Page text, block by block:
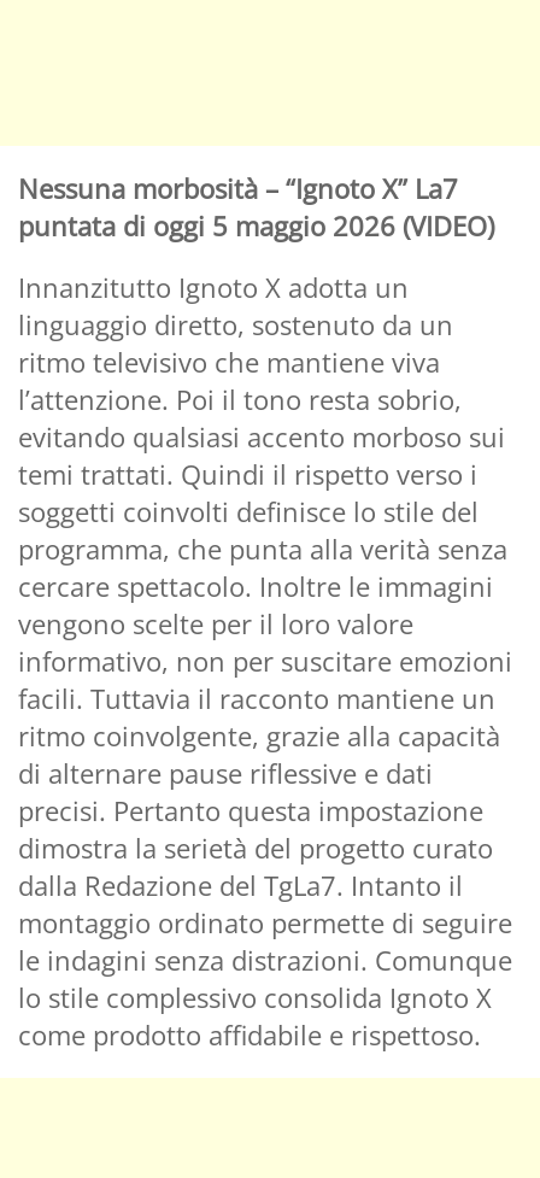
Nessuna morbosità – “Ignoto X” La7
puntata di oggi 5 maggio 2026 (VIDEO)
Innanzitutto Ignoto X adotta un
linguaggio diretto, sostenuto da un
ritmo televisivo che mantiene viva
l’attenzione. Poi il tono resta sobrio,
evitando qualsiasi accento morboso sui
temi trattati. Quindi il rispetto verso i
soggetti coinvolti definisce lo stile del
programma, che punta alla verità senza
cercare spettacolo. Inoltre le immagini
vengono scelte per il loro valore
informativo, non per suscitare emozioni
facili. Tuttavia il racconto mantiene un
ritmo coinvolgente, grazie alla capacità
di alternare pause riflessive e dati
precisi. Pertanto questa impostazione
dimostra la serietà del progetto curato
dalla Redazione del TgLa7. Intanto il
montaggio ordinato permette di seguire
le indagini senza distrazioni. Comunque
lo stile complessivo consolida Ignoto X
come prodotto affidabile e rispettoso.